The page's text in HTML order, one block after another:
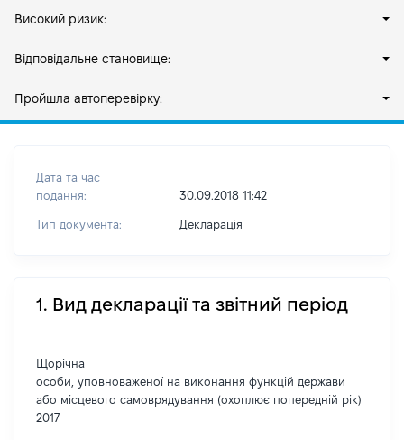
Високий ризик:
Відповідальне становище:
Пройшла автоперевірку:
Дата та час
подання:
30.09.2018 11:42
Тип документа: Декларація
1. Вид декларації та звітний період
Щорічна
особи, уповноваженої на виконання функцій держави
або місцевого самоврядування (охоплює попередній рік)
2017